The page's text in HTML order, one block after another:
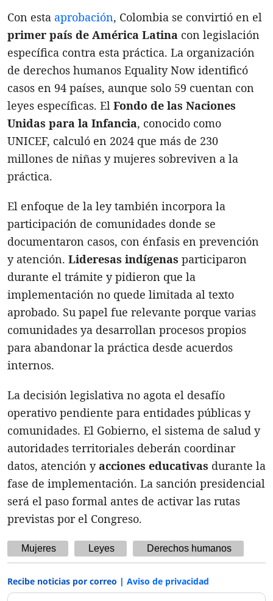
Con esta aprobación, Colombia se convirtió en el
primer país de América Latina con legislación
específica contra esta práctica. La organización
de derechos humanos Equality Now identificó
casos en 94 países, aunque solo 59 cuentan con
leyes específicas. El Fondo de las Naciones
Unidas para la Infancia, conocido como
UNICEF, calculó en 2024 que más de 230
millones de niñas y mujeres sobreviven a la
práctica.
El enfoque de la ley también incorpora la
participación de comunidades donde se
documentaron casos, con énfasis en prevención
y atención. Lideresas indígenas participaron
durante el trámite y pidieron que la
implementación no quede limitada al texto
aprobado. Su papel fue relevante porque varias
comunidades ya desarrollan procesos propios
para abandonar la práctica desde acuerdos
internos.
La decisión legislativa no agota el desafío
operativo pendiente para entidades públicas y
comunidades. El Gobierno, el sistema de salud y
autoridades territoriales deberán coordinar
datos, atención yacciones educativas durante la
fase de implementación. La sanción presidencial
será el paso formal antes de activar las rutas
previstas por el Congreso.
Mujeres Leyes Derechos humanos
Recibe noticias por correo | Aviso de privacidad